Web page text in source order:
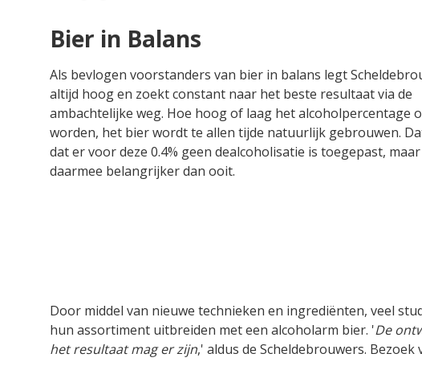
Bier in Balans
Als bevlogen voorstanders van bier in balans legt
altijd hoog en zoekt constant naar het beste resultaat via de
ambachtelijke weg. Hoe hoog of laag het alcoholpercentage
worden, het bier wordt te allen tijde natuurlijk gebrouwen.
dat er voor deze 0.4% geen dealcoholisatie is toegepast,
daarmee belangrijker dan ooit.
Door middel van nieuwe technieken en ingrediënten, veel
hun assortiment uitbreiden met een alcoholarm bier. 'De
het resultaat mag er zijn,' aldus de Scheldebrouwers.